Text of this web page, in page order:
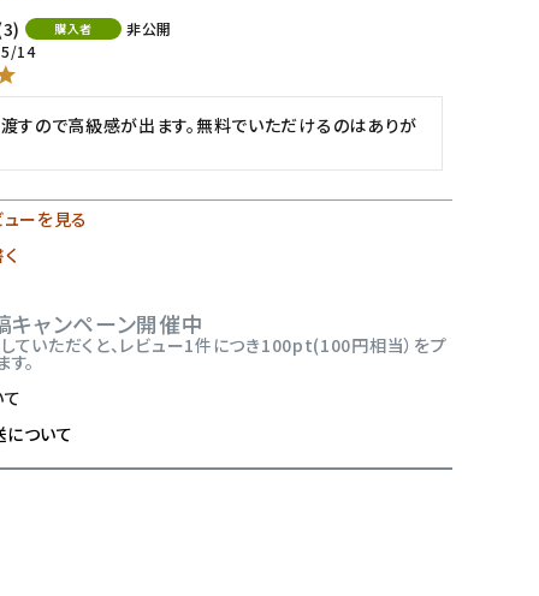
3
購入者
非公開
14
すので高級感が出ます。無料でいただけるのはありが
ーを見る
キャンペーン開催中
ていただくと、レビュー1件につき100pt(100円相当）をプ
。
ついて